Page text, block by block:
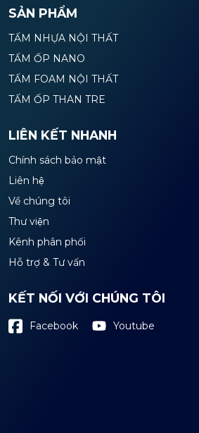
SẢN PHẨM
TẤM NHỰA NỘI THẤT
TẤM ỐP NANO
TẤM FOAM NỘI THẤT
TẤM ỐP THAN TRE
LIÊN KẾT NHANH
Chính sách bảo mật
Liên hệ
Về chúng tôi
Thư viện
Kênh phân phối
Hỗ trợ & Tư vấn
KẾT NỐI VỚI CHÚNG TÔI
Facebook Youtube